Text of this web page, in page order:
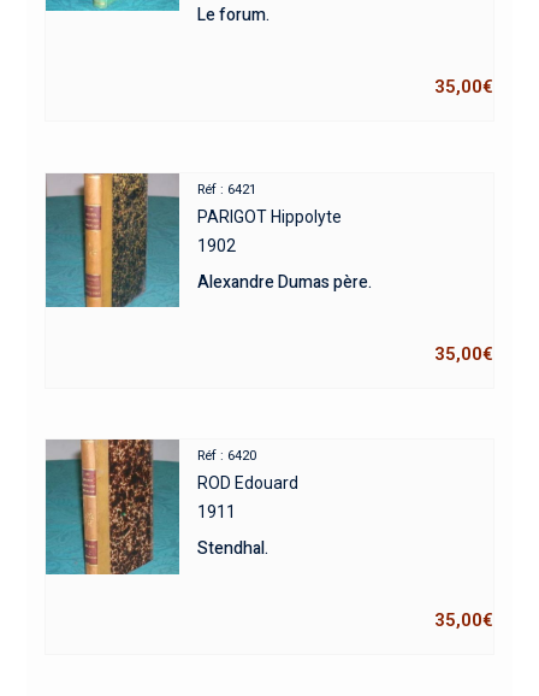
Le forum.
35,00€
Réf : 6421
PARIGOT Hippolyte
1902
Alexandre Dumas père.
35,00€
Réf : 6420
ROD Edouard
1911
Stendhal.
35,00€